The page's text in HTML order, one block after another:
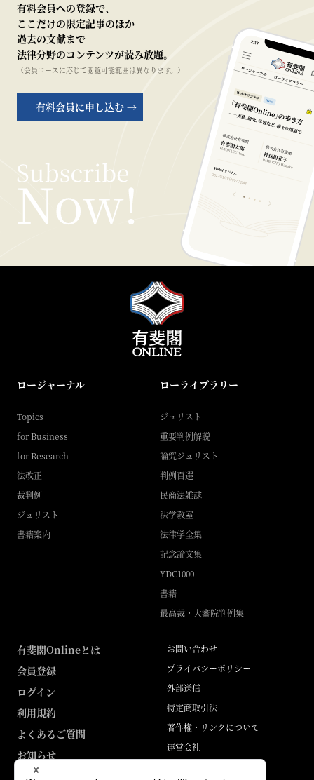
有料会員への登録で、
ここだけの限定記事のほか
過去の文献まで
法律分野のコンテンツが読み放題。
（会員コースに応じて閲覧可能範囲は異なります。）
有料会員に申し込む →
ロージャーナル
Topics
for Business
for Research
法改正
裁判例
ジュリスト
書籍案内
ローライブラリー
ジュリスト
重要判例解説
論究ジュリスト
判例百選
民商法雑誌
法学教室
法律学全集
記念論文集
YDC1000
書籍
最高裁・大審院判例集
有斐閣Onlineとは
会員登録
ログイン
利用規約
よくあるご質問
お知らせ
お問い合わせ
プライバシーポリシー
外部送信
特定商取引法
著作権・リンクについて
運営会社